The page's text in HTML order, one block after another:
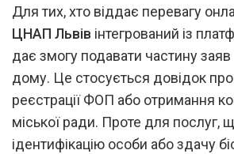
Для тих, хто віддає перевагу
ЦНАП Львів інтегрований із
дає змогу подавати частину
дому. Це стосується довідок про
реєстрації ФОП або отримання
міської ради. Проте для послуг,
ідентифікацію особи або здачу